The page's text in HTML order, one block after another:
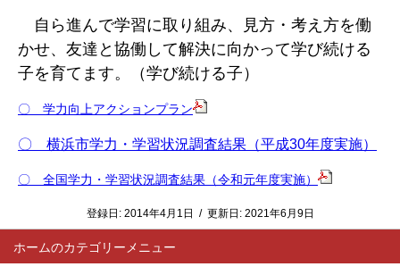
ホーム
自ら進んで学習に取り組み、見方・考え方を働
かせ、友達と協働して解決に向かって学び続ける
子を育てます。（学び続ける子）
〇 学力向上アクションプラン
〇 横浜市学力・学習状況調査結果（平成30年度実施）
〇 全国学力・学習状況調査結果（令和元年度実施）
登録日: 2014年4月1日 / 更新日: 2021年6月9日